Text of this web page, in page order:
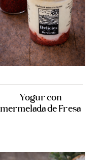
Yogur con
mermelada de Fresa